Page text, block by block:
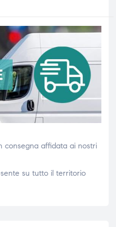
consegna affidata ai nostri
su tutto il territorio